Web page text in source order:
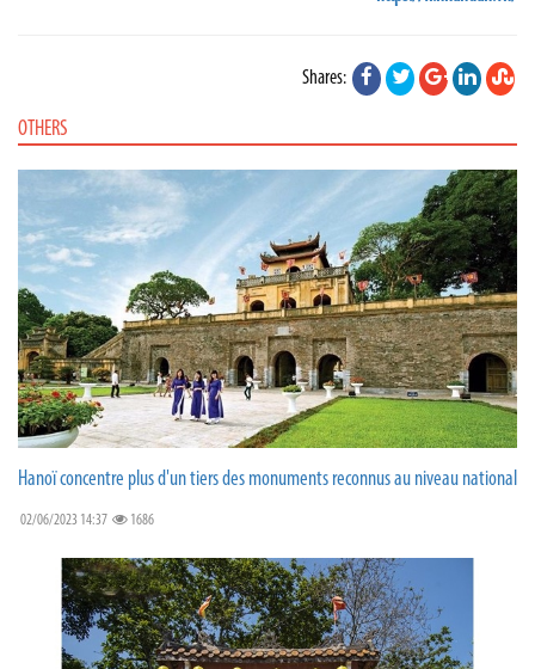
Shares:
OTHERS
Hanoï concentre plus d'un tiers des monuments reconnus au niveau national
02/06/2023 14:37 1686